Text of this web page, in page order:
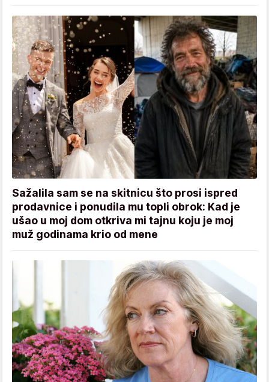
Sažalila sam se na skitnicu što prosi ispred
prodavnice i ponudila mu topli obrok: Kad je
ušao u moj dom otkriva mi tajnu koju je moj
muž godinama krio od mene